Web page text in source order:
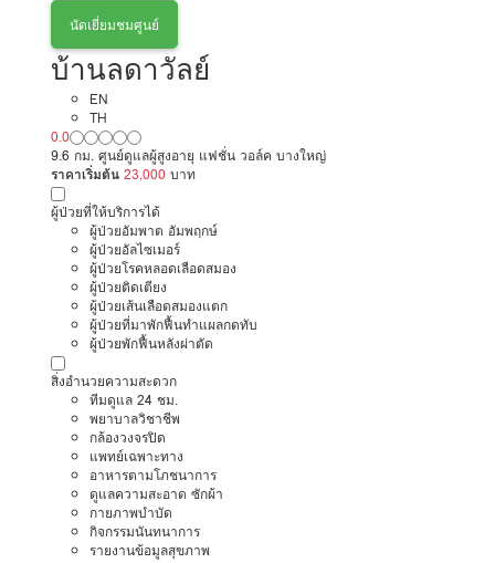
นัดเยี่ยมชมศูนย์
บ้านลดาวัลย์
EN
TH
0.0
9.6 กม. ศูนย์ดูแลผู้สูงอายุ แฟชั่น วอล์ค บางใหญ่
ราคาเริ่มต้น 23,000 บาท
ผู้ป่วยที่ให้บริการได้
ผู้ป่วยอัมพาต อัมพฤกษ์
ผู้ป่วยอัลไซเมอร์
ผู้ป่วยโรคหลอดเลือดสมอง
ผู้ป่วยติดเตียง
ผู้ป่วยเส้นเลือดสมองแตก
ผู้ป่วยที่มาพักฟื้นทำแผลกดทับ
ผู้ป่วยพักฟื้นหลังผ่าตัด
สิ่งอำนวยความสะดวก
ทีมดูแล 24 ชม.
พยาบาลวิชาชีพ
กล้องวงจรปิด
แพทย์เฉพาะทาง
อาหารตามโภชนาการ
ดูแลความสะอาด ซักผ้า
กายภาพบำบัด
กิจกรรมนันทนาการ
รายงานข้อมูลสุขภาพ